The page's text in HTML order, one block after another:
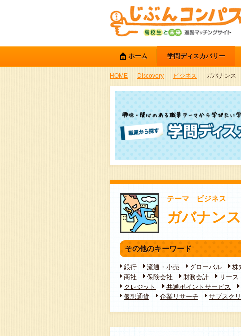
ホーム 学問ディスカバリー
HOME Discovery ビジネス ガバナンス
テーマ ビジネス
ガバナンス
その他のキーワード
銀行 流通・小売 グローバル 株
商社
保険会社 財務会計 リース
クレジット
共通ポイントサービス
仮想通貨
企業リサーチ サブスク